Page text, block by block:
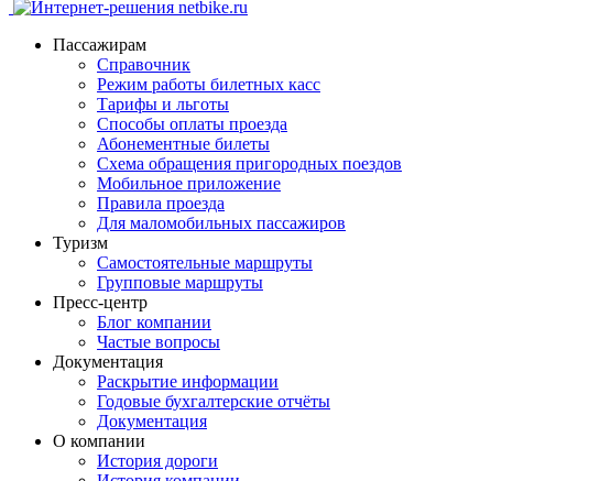
Пассажирам
Справочник
Режим работы билетных касс
Тарифы и льготы
Способы оплаты проезда
Абонементные билеты
Схема обращения пригородных поездов
Мобильное приложение
Правила проезда
Для маломобильных пассажиров
Туризм
Самостоятельные маршруты
Групповые маршруты
Пресс-центр
Блог компании
Частые вопросы
Документация
Раскрытие информации
Годовые бухгалтерские отчёты
Документация
О компании
История дороги